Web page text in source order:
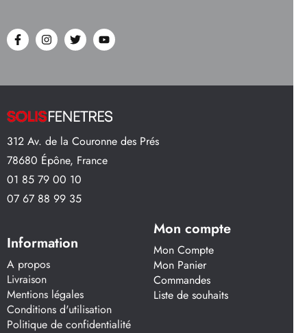
312 Av. de la Couronne des Prés
78680 Épône, France
01 85 79 00 10
07 67 88 99 35
Information
A propos
Livraison
Mentions légales
Conditions d'utilisation
Politique de confidentialité
Mon compte
Mon Compte
Mon Panier
Commandes
Liste de souhaits